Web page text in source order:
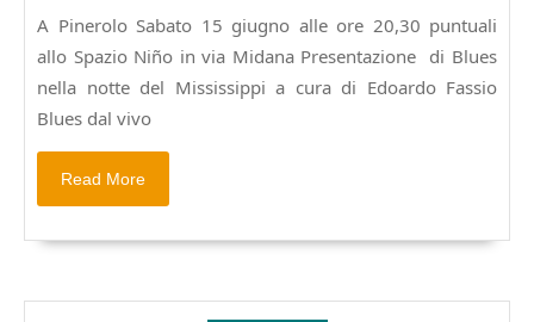
di
BLUES
NELLA
NOTTE
MISSISSIPPI
A Pinerolo Sabato 15 giugno alle ore 20,30 puntuali
allo Spazio Niño in via Midana Presentazione di Blues
nella notte del Mississippi a cura di Edoardo Fassio
Blues dal vivo
Read More